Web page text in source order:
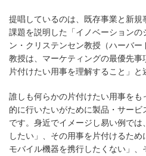
提唱しているのは、既存事業と新
課題を説明した「イノベーションの
ン・クリステンセン教授（ハーバー
教授は、マーケティングの最優先
片付けたい用事を理解すること」と
誰しも何らかの片付けたい用事を
的に行いたいがために製品・サー
です。身近でイメージし易い例で
したい」、その用事を片付けるた
モバイル機器を携行したくない」